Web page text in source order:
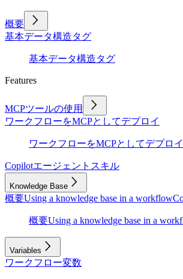
概要
基本データ構造タグ
基本データ構造タグ
Features
MCPツールの使用
ワークフローをMCPとしてデプロイ
ワークフローをMCPとしてデプロイ
Copilotエージェントスキル
Knowledge Base
概要Using a knowledge base in a workflow
概要Using a knowledge base in a
Variables
ワークフロー変数